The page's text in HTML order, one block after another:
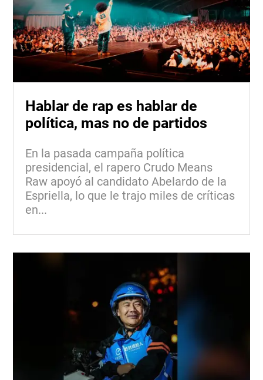
Hablar de rap es hablar de
política, mas no de partidos
En la pasada campaña política
presidencial, el rapero Crudo Means
Raw apoyó al candidato Abelardo de la
Espriella, lo que le trajo miles de críticas
en...